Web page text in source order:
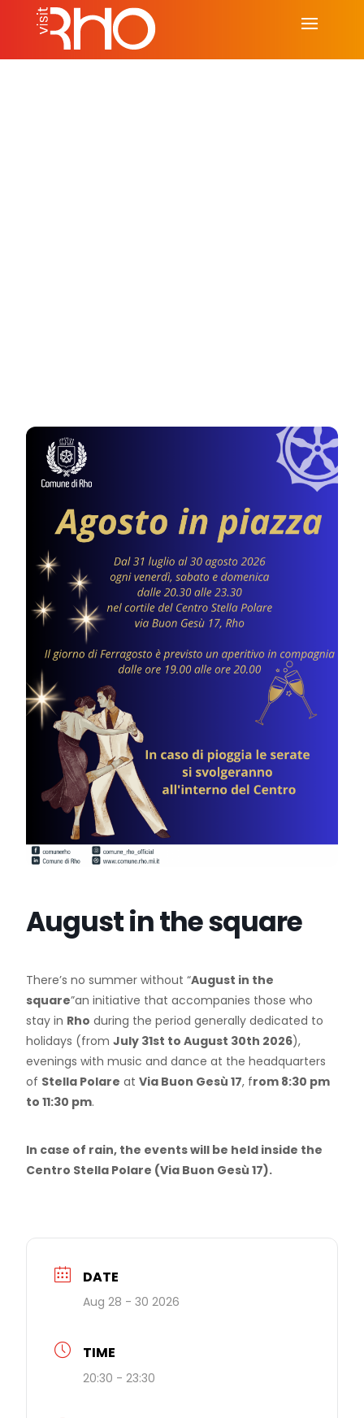
August in the square
There’s no summer without “August in the
square”an initiative that accompanies those who
stay in Rho during the period generally dedicated to
holidays (fromJuly 31st to August 30th 2026),
evenings with music and dance at the headquarters
of Stella Polare atVia Buon Gesù 17, from 8:30 pm
to 11:30 pm.
In case of rain, the events will be held inside the
Centro Stella Polare (Via Buon Gesù 17).
DATE
Aug 28 - 30 2026
TIME
20:30 - 23:30